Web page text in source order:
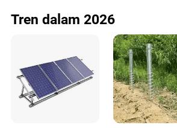
Tren dalam 2026